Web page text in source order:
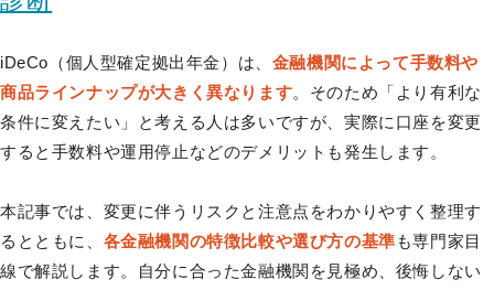
iDeCo（個人型確定拠出年金）は、 金融機関によって手数料や
商品ラインナップが大きく異なります。そのため「より有利な
条件に変えたい」と考える人は多いですが、実際に口座を変更
すると手数料や運用停止などのデメリットも発生します。
本記事では、変更に伴うリスクと注意点をわかりやすく整理す
るとともに、 各金融機関の特徴比較や選び方の基準 も専門家目
線で解説します。自分に合った金融機関を見極め、後悔しない